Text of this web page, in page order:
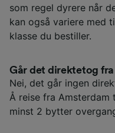
som regel dyrere når
kan også variere med
klasse du bestiller.
Går det direktetog
Nei, det går ingen
Å reise fra
minst 2 bytter